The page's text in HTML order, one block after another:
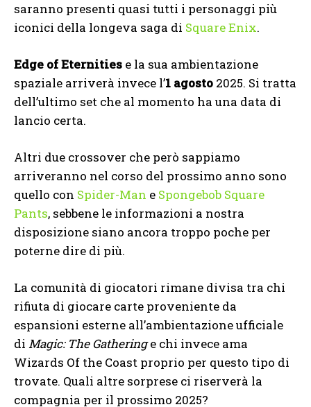
saranno presenti quasi tutti i personaggi più
iconici della longeva saga di Square Enix.
Edge of Eternities e la sua ambientazione
spaziale arriverà invece l’1 agosto 2025. Si tratta
dell’ultimo set che al momento ha una data di
lancio certa.
Altri due crossover che però sappiamo
arriveranno nel corso del prossimo anno sono
quello con Spider-Man e Spongebob Square
Pants, sebbene le informazioni a nostra
disposizione siano ancora troppo poche per
poterne dire di più.
La comunità di giocatori rimane divisa tra chi
rifiuta di giocare carte proveniente da
espansioni esterne all’ambientazione ufficiale
di Magic: The Gatheringe chi invece ama
Wizards Of the Coast proprio per questo tipo di
trovate. Quali altre sorprese ci riserverà la
compagnia per il prossimo 2025?